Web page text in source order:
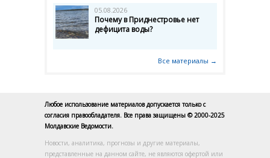
05.08.2026
Почему в Приднестровье нет
дефицита воды?
Все материалы →
Любое использование материалов допускается только с
согласия правообладателя. Все права защищены © 2000-2025
Молдавские Ведомости.
Новости, аналитика, прогнозы и другие материалы,
представленные на данном сайте, не являются офертой или